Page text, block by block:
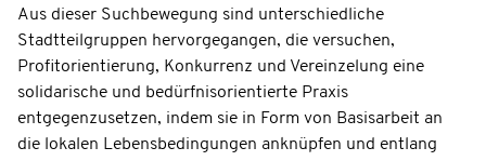
Aus dieser Suchbewegung sind unterschiedliche
Stadtteilgruppen hervorgegangen, die versuchen,
Profitorientierung, Konkurrenz und Vereinzelung eine
solidarische und bedürfnisorientierte Praxis
entgegenzusetzen, indem sie in Form von Basisarbeit an
die lokalen Lebensbedingungen anknüpfen und entlang